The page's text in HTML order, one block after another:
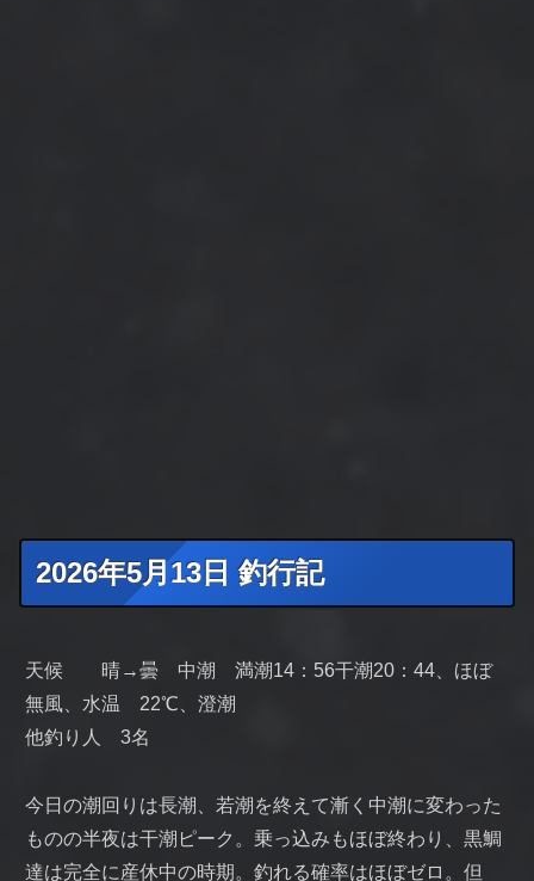
2026年5月13日 釣行記
天候 晴→曇 中潮 満潮14：56干潮20：44、ほぼ
無風、水温 22℃、澄潮
他釣り人 3名
今日の潮回りは長潮、若潮を終えて漸く中潮に変わった
ものの半夜は干潮ピーク。乗っ込みもほぼ終わり、黒鯛
達は完全に産休中の時期。釣れる確率はほぼゼロ。但